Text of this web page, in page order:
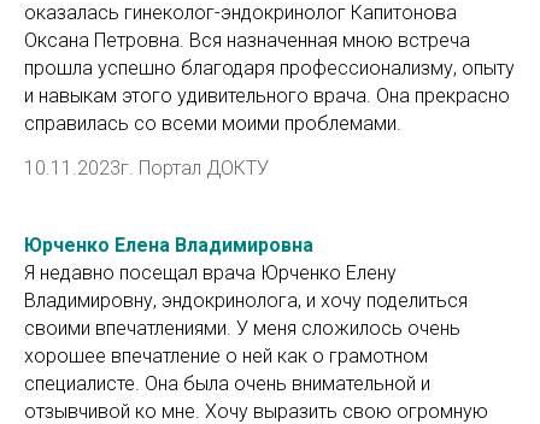
оказалась гинеколог-эндокринолог Капитонова
Оксана Петровна. Вся назначенная мною встреча
прошла успешно благодаря профессионализму, опыту
и навыкам этого удивительного врача. Она прекрасно
справилась со всеми моими проблемами.
10.11.2023г. Портал ДОКТУ
Юрченко Елена Владимировна
Я недавно посещал врача Юрченко Елену
Владимировну, эндокринолога, и хочу поделиться
своими впечатлениями. У меня сложилось очень
хорошее впечатление о ней как о грамотном
специалисте. Она была очень внимательной и
отзывчивой ко мне. Хочу выразить свою огромную